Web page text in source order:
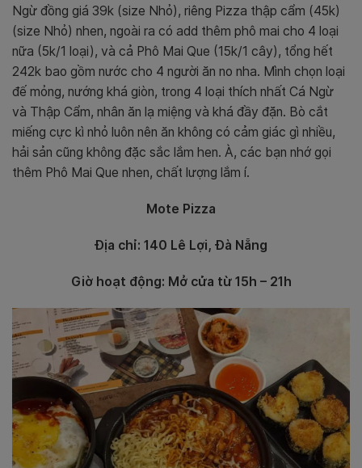
Ngừ đồng giá 39k (size Nhỏ), riêng Pizza thập cẩm (45k)
(size Nhỏ) nhen, ngoài ra có add thêm phô mai cho 4 loại
nữa (5k/1 loại), và cả Phô Mai Que (15k/1 cây), tổng hết
242k bao gồm nước cho 4 người ăn no nha. Mình chọn loại
đế mỏng, nướng khá giòn, trong 4 loại thích nhất Cá Ngừ
và Thập Cẩm, nhân ăn lạ miệng và khá đầy đặn. Bò cắt
miếng cực kì nhỏ luôn nên ăn không có cảm giác gì nhiều,
hải sản cũng không đặc sắc lắm hen. À, các bạn nhớ gọi
thêm Phô Mai Que nhen, chất lượng lắm í.
Mote Pizza
Địa chỉ: 140 Lê Lợi, Đà Nẵng
Giờ hoạt động: Mở cửa từ 15h – 21h